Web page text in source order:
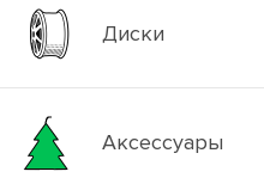
Диски
Аксессуары